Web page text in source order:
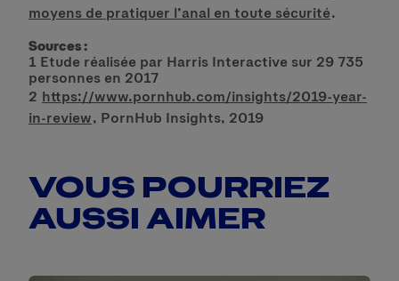
moyens de pratiquer l’anal en toute sécurité.
Sources :
1 Etude réalisée par Harris Interactive sur 29 735
personnes en 2017
2 https://www.pornhub.com/insights/2019-year-
in-review, PornHub Insights, 2019
VOUS POURRIEZ
AUSSI AIMER